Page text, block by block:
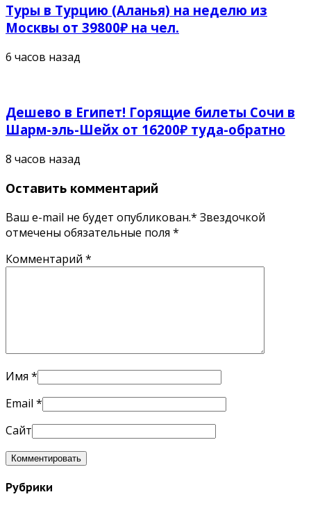
Туры в Турцию (Аланья) на неделю из
Москвы от 39800₽ на чел.
6 часов назад
Дешево в Египет! Горящие билеты Сочи в
Шарм-эль-Шейх от 16200₽ туда-обратно
8 часов назад
Оставить комментарий
Ваш e-mail не будет опубликован.* Звездочкой
отмечены обязательные поля *
Комментарий *
Имя *
Email *
Сайт
Рубрики